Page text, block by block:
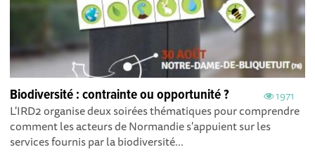
1971
Biodiversité : contrainte ou opportunité ?
L'IRD2 organise deux soirées thématiques pour comprendre
comment les acteurs de Normandie s'appuient sur les
services fournis par la biodiversité...